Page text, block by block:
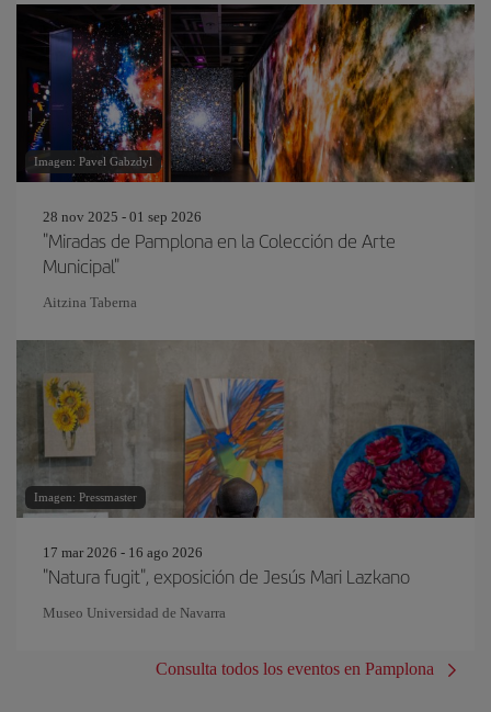
Imagen: Pavel Gabzdyl
28 nov 2025 - 01 sep 2026
"Miradas de Pamplona en la Colección de Arte
Municipal"
Aitzina Taberna
Imagen: Pressmaster
17 mar 2026 - 16 ago 2026
"Natura fugit", exposición de Jesús Mari Lazkano
Museo Universidad de Navarra
Consulta todos los eventos en Pamplona